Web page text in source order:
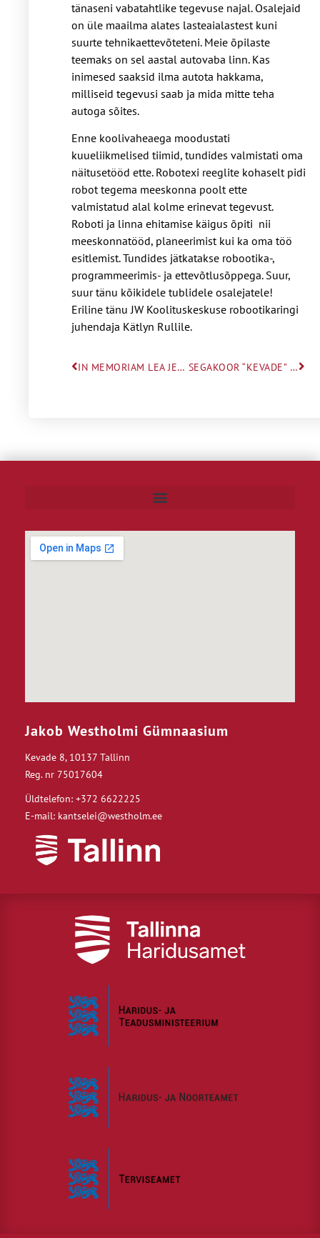
tänaseni vabatahtlike tegevuse najal. Osalejaid
on üle maailma alates lasteaialastest kuni
suurte tehnikaettevõteteni. Meie õpilaste
teemaks on sel aastal autovaba linn. Kas
inimesed saaksid ilma autota hakkama,
milliseid tegevusi saab ja mida mitte teha
autoga sõites.
Enne koolivaheaega moodustati
kuueliikmelised tiimid, tundides valmistati oma
näitusetööd ette. Robotexi reeglite kohaselt pidi
robot tegema meeskonna poolt ette
valmistatud alal kolme erinevat tegevust.
Roboti ja linna ehitamise käigus õpiti nii
meeskonnatööd, planeerimist kui ka oma töö
esitlemist. Tundides jätkatakse robootika-,
programmeerimis- ja ettevõtlusõppega. Suur,
suur tänu kõikidele tublidele osalejatele!
Eriline tänu JW Koolituskeskuse robootikaringi
juhendaja Kätlyn Rullile.
IN MEMORIAM LEA JELLE SEGAKOOR “KEVADE” EDUKAS ESINEMINE VIIMSI JAZZPOPFESTIL
Jakob Westholmi Gümnaasium
Kevade 8, 10137 Tallinn
Reg. nr 75017604
Üldtelefon: +372 6622225
E-mail: kantselei@westholm.ee